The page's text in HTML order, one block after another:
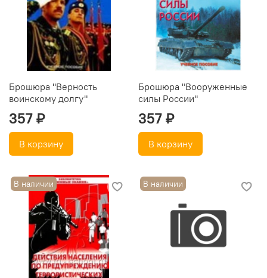
Брошюра "Верность
воинскому долгу"
357 ₽
В корзину
Брошюра "Вооруженные
силы России"
357 ₽
В корзину
В наличии В наличии